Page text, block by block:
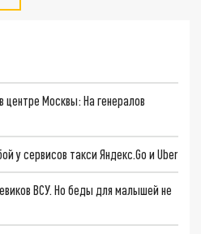
Москвы: На генералов
у сервисов такси Яндекс.Go и Uber
ВСУ. Но беды для малышей не